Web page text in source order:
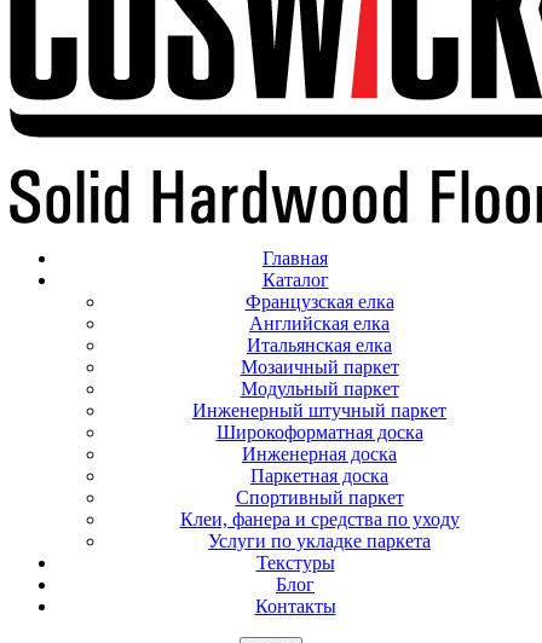
Главная
Каталог
Французская елка
Английская елка
Итальянская елка
Мозаичный паркет
Модульный паркет
Инженерный штучный паркет
Широкоформатная доска
Инженерная доска
Паркетная доска
Спортивный паркет
Клеи, фанера и средства по уходу
Услуги по укладке паркета
Текстуры
Блог
Контакты